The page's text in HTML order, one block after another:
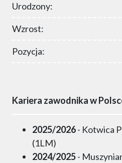
Urodzony:
Wzrost:
Pozycja:
Kariera zawodnika w
2025/2026- Kotwica
(1LM)
2024/2025-